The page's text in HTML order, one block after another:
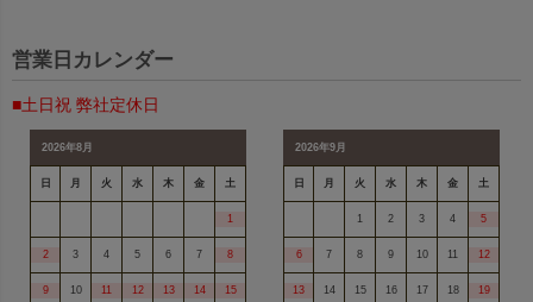
営業日カレンダー
■土日祝 弊社定休日
2026年8月
日 月 火 水 木 金 土
1
2 3 4 5 6 7 8
9 10 11 12 13 14 15
2026年9月
日 月 火 水 木 金 土
1 2 3 4 5
6 7 8 9 10 11 12
13 14 15 16 17 18 19